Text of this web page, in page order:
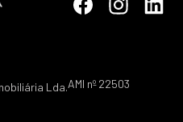
Lda.AMI nº 22503